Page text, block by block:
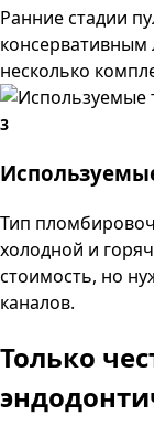
Ранние стадии
несколько
3
Тип
холодной и
стоимость, но
каналов.
Только